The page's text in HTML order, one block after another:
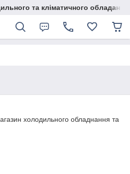
та кліматичного обладання
холодильного обладнання та